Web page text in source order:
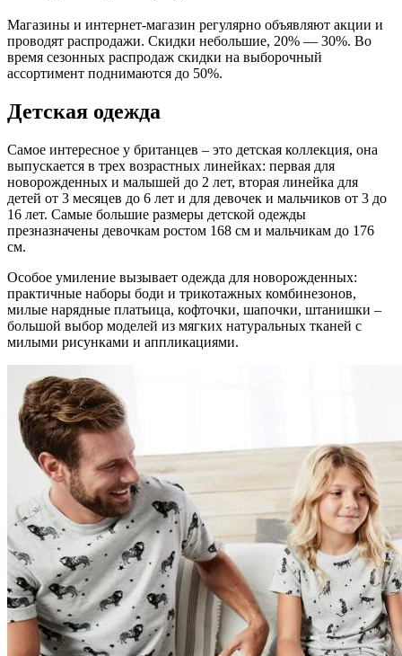
Магазины и интернет-магазин регулярно объявляют акции и
проводят распродажи. Скидки небольшие, 20% — 30%. Во
время сезонных распродаж скидки на выборочный
ассортимент поднимаются до 50%.
Детская одежда
Самое интересное у британцев – это детская коллекция, она
выпускается в трех возрастных линейках: первая для
новорожденных и малышей до 2 лет, вторая линейка для
детей от 3 месяцев до 6 лет и для девочек и мальчиков от 3 до
16 лет. Самые большие размеры детской одежды
презназначены девочкам ростом 168 см и мальчикам до 176
см.
Особое умиление вызывает одежда для новорожденных:
практичные наборы боди и трикотажных комбинезонов,
милые нарядные платьица, кофточки, шапочки, штанишки –
большой выбор моделей из мягких натуральных тканей с
милыми рисунками и аппликациями.